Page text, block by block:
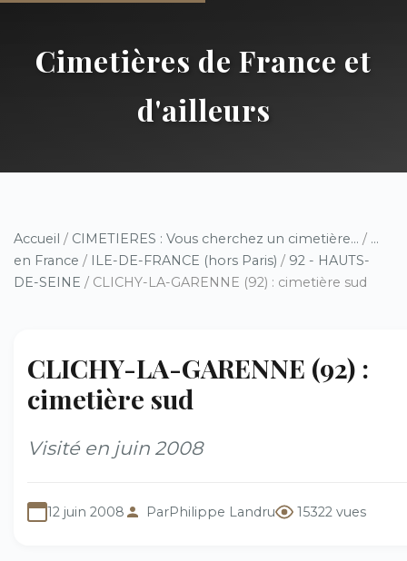
Cimetières de France et
d'ailleurs
Accueil / CIMETIERES : Vous cherchez un cimetière... / ...
en France / ILE-DE-FRANCE (hors Paris) / 92 - HAUTS-
DE-SEINE / CLICHY-LA-GARENNE (92) : cimetière sud
CLICHY-LA-GARENNE (92) :
cimetière sud
Visité en juin 2008
12 juin 2008 ParPhilippe Landru 15322 vues